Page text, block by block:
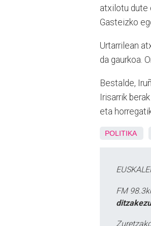
atxilotu dute
Gasteizko
Urtarrilean
da gaurkoa.
Bestalde,
Irisarrik
eta
POLITIKA
FM